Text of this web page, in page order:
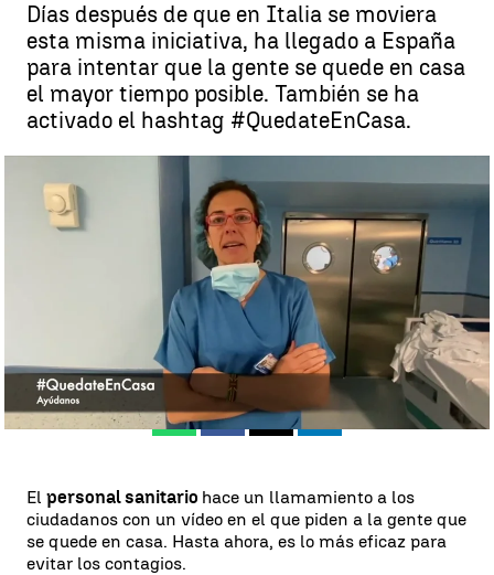
Días después de que en Italia se moviera
esta misma iniciativa, ha llegado a España
para intentar que la gente se quede en casa
el mayor tiempo posible. También se ha
activado el hashtag #QuedateEnCasa.
#Yomequedoencasa, el llamamiento en las redes sociales para
concienciar del coronavirus |
Antena 3 Noticias
Publicado:
12 de marzo de 2020, 19:04
WhatsappFacebook Linkedin
El personal sanitario hace un llamamiento a los
ciudadanos con un vídeo en el que piden a la gente que
se quede en casa. Hasta ahora, es lo más eficaz para
evitar los contagios.